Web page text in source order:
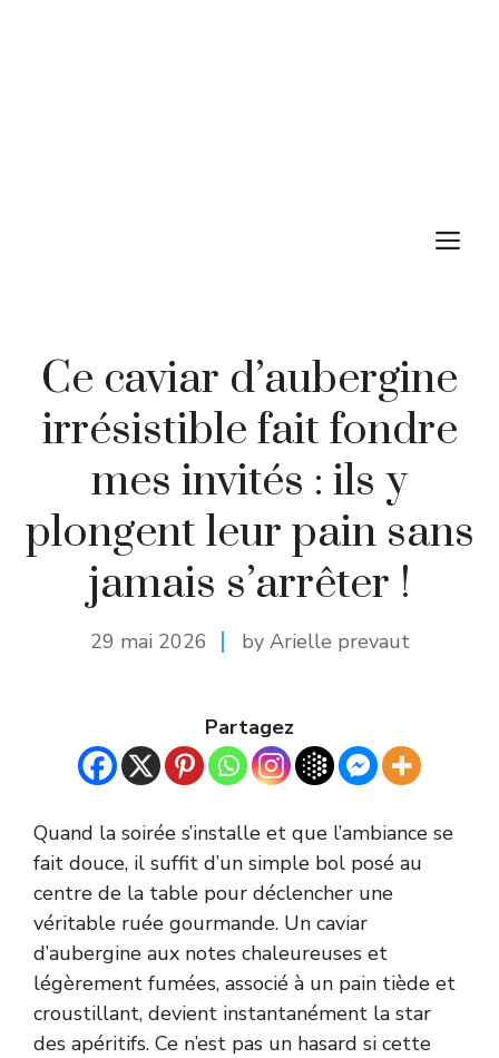
Ce caviar d’aubergine
irrésistible fait fondre
mes invités : ils y
plongent leur pain sans
jamais s’arrêter !
29 mai 2026 by Arielle prevaut
Partagez
Quand la soirée s’installe et que l’ambiance se
fait douce, il suffit d’un simple bol posé au
centre de la table pour déclencher une
véritable ruée gourmande. Un caviar
d’aubergine aux notes chaleureuses et
légèrement fumées, associé à un pain tiède et
croustillant, devient instantanément la star
des apéritifs. Ce n’est pas un hasard si cette